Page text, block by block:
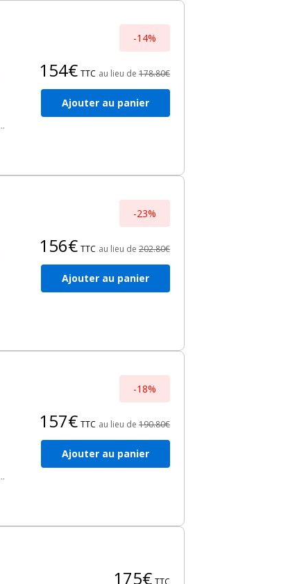
-14%
154€ TTC au lieu de 178.80€
Ajouter au panier
-23%
156€ TTC au lieu de 202.80€
Ajouter au panier
-18%
157€ TTC au lieu de 190.80€
Ajouter au panier
175€ TTC